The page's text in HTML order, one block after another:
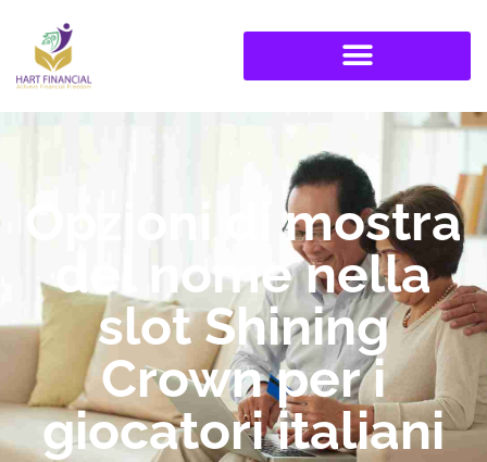
Opzioni di mostra
del nome nella
slot Shining
Crown per i
giocatori italiani